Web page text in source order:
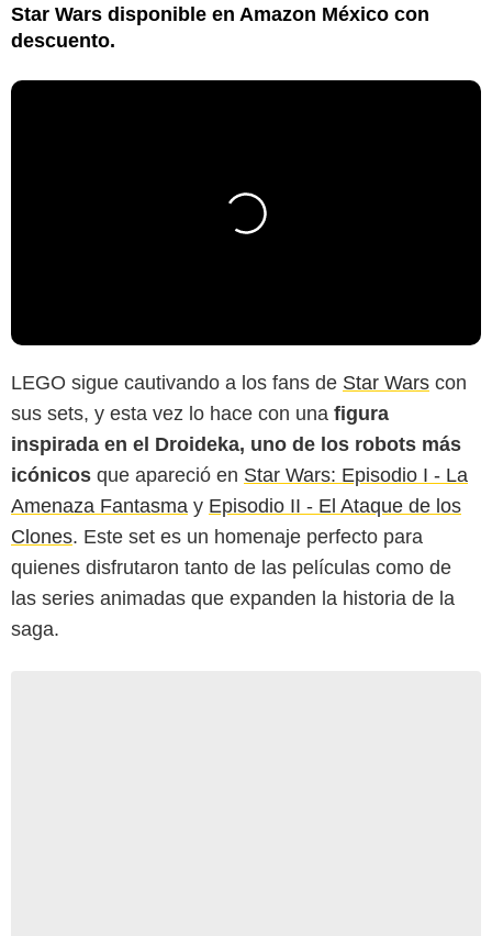
Star Wars disponible en Amazon México con
descuento.
LEGO sigue cautivando a los fans de Star Wars con
sus sets, y esta vez lo hace con una figura
inspirada en el Droideka, uno de los robots más
icónicos que apareció en Star Wars: Episodio I - La
Amenaza Fantasma y Episodio II - El Ataque de los
Clones. Este set es un homenaje perfecto para
quienes disfrutaron tanto de las películas como de
las series animadas que expanden la historia de la
saga.